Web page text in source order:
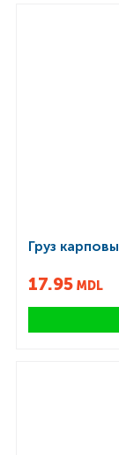
Груз
17.95MDL